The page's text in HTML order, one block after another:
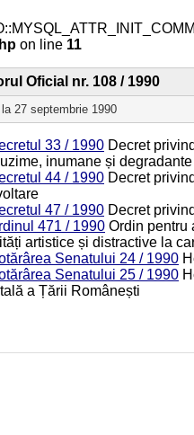
on line 11
Oficial nr. 108 / 1990
27 septembrie 1990
33 / 1990 Decret
inumane și degradante
44 / 1990 Decret
47 / 1990 Decret
471 / 1990 Ordin pentru
artistice și distractive la
Senatului 24 / 1990
Senatului 25 / 1990
a Țării Românești